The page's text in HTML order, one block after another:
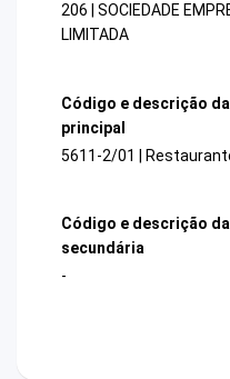
206 | SOCIEDADE
LIMITADA
Código e descrição
principal
5611-2/01 |
Código e descrição
secundária
-